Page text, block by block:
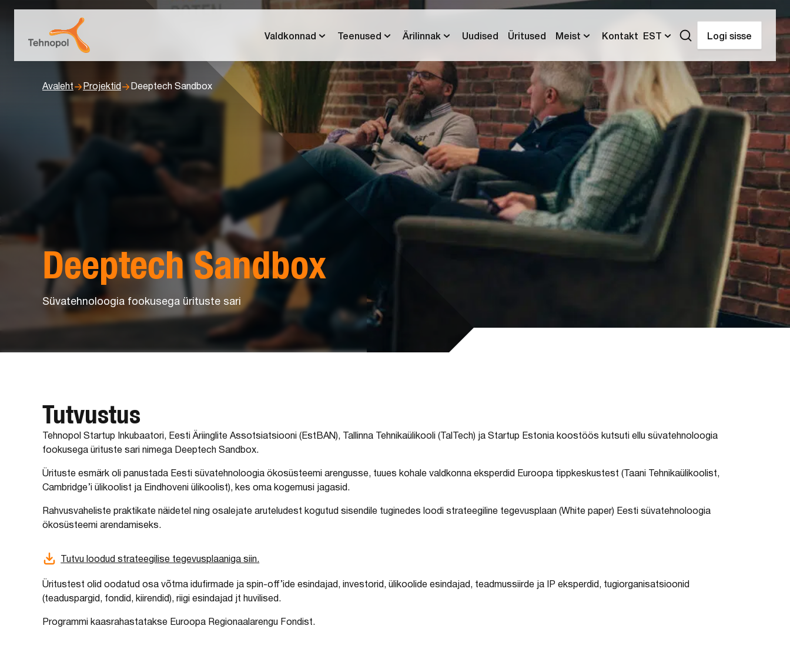
Valdkonnad Teenused Ärilinnak Uudised Üritused Meist Kontakt EST Logi sisse
Avaleht Projektid Deeptech Sandbox
Deeptech Sandbox
Süvatehnoloogia fookusega ürituste sari
Tutvustus
Tehnopol Startup Inkubaatori, Eesti Äriinglite Assotsiatsiooni (EstBAN), Tallinna Tehnikaülikooli (TalTech) ja Startup Estonia koostöös kutsuti ellu süvatehnoloogia
fookusega ürituste sari nimega Deeptech Sandbox.
Ürituste esmärk oli panustada Eesti süvatehnoloogia ökosüsteemi arengusse, tuues kohale valdkonna eksperdid Euroopa tippkeskustest (Taani Tehnikaülikoolist,
Cambridge’i ülikoolist ja Eindhoveni ülikoolist), kes oma kogemusi jagasid.
Rahvusvaheliste praktikate näidetel ning osalejate aruteludest kogutud sisendile tuginedes loodi strateegiline tegevusplaan (White paper) Eesti süvatehnoloogia
ökosüsteemi arendamiseks.
Tutvu loodud strateegilise tegevusplaaniga siin.
Üritustest olid oodatud osa võtma idufirmade ja spin-off’ide esindajad, investorid, ülikoolide esindajad, teadmussiirde ja IP eksperdid, tugiorganisatsioonid
(teaduspargid, fondid, kiirendid), riigi esindajad jt huvilised.
Programmi kaasrahastatakse Euroopa Regionaalarengu Fondist.